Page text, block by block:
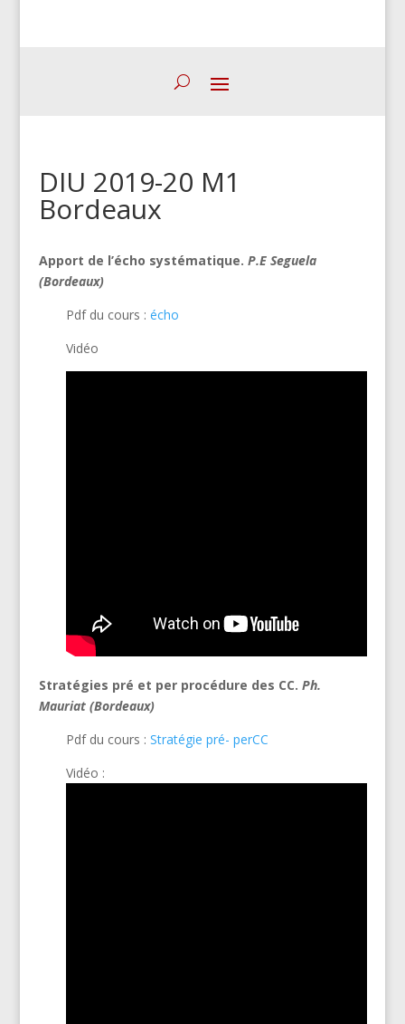
DIU 2019-20 M1
Bordeaux
Apport de l’écho systématique. P.E Seguela
(Bordeaux)
Pdf du cours : écho
Vidéo
Stratégies pré et per procédure des CC. Ph.
Mauriat (Bordeaux)
Pdf du cours : Stratégie pré- perCC
Vidéo :